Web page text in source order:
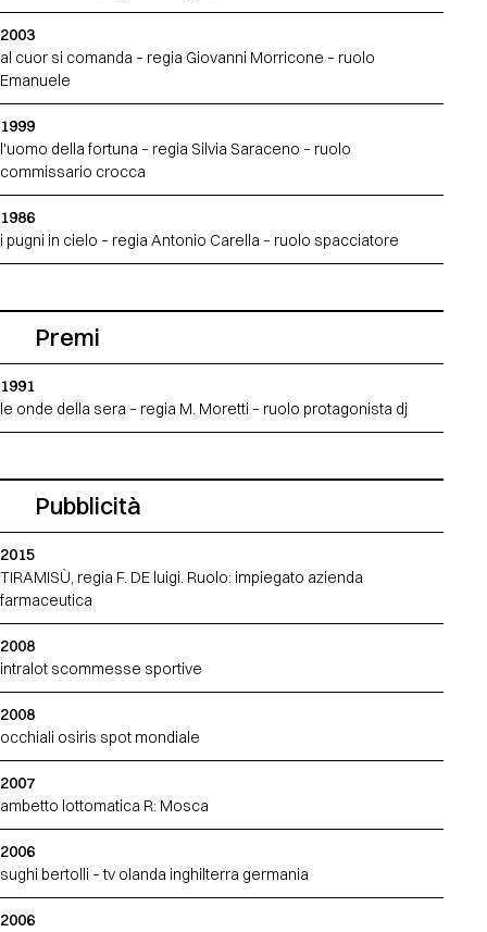
2003
al cuor si comanda – regia Giovanni Morricone – ruolo
Emanuele
1999
l'uomo della fortuna – regia Silvia Saraceno – ruolo
commissario crocca
1986
i pugni in cielo – regia Antonio Carella – ruolo spacciatore
Premi
1991
le onde della sera – regia M. Moretti – ruolo protagonista dj
Pubblicità
2015
TIRAMISÙ, regia F. DE luigi. Ruolo: impiegato azienda
farmaceutica
2008
intralot scommesse sportive
2008
occhiali osiris spot mondiale
2007
ambetto lottomatica R: Mosca
2006
sughi bertolli – tv olanda inghilterra germania
2006